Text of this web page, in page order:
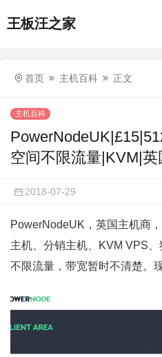
王板汪之家
首页 主机百科 正文
主机百科
空间不限流量|KVM|英
2018-07-29
PowerNodeUK，英国主机商
主机、分销主机、KVM VPS
不限流量，带宽暂时不清楚。